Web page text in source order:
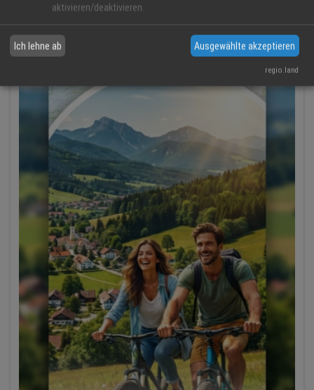
aktivieren/deaktivieren.
Ich lehne ab Ausgewählte akzeptieren
regio.land